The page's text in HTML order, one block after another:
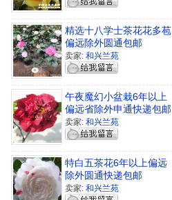
精选十八学士茶花花多苞
偏远除外圆通包邮
卖家: 和兴兰苑
午夜魔幻小盆栽6年以上
偏远省除外申通快递包邮
卖家: 和兴兰苑
特白五茶花6年以上偏远
除外圆通快递包邮
卖家: 和兴兰苑